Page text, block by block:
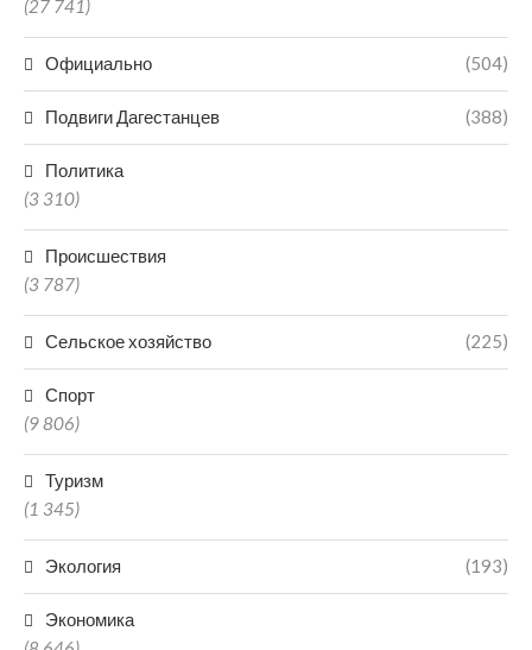
(27 741)
Официально (504)
Подвиги Дагестанцев (388)
Политика
(3 310)
Происшествия
(3 787)
Сельское хозяйство (225)
Спорт
(9 806)
Туризм
(1 345)
Экология (193)
Экономика